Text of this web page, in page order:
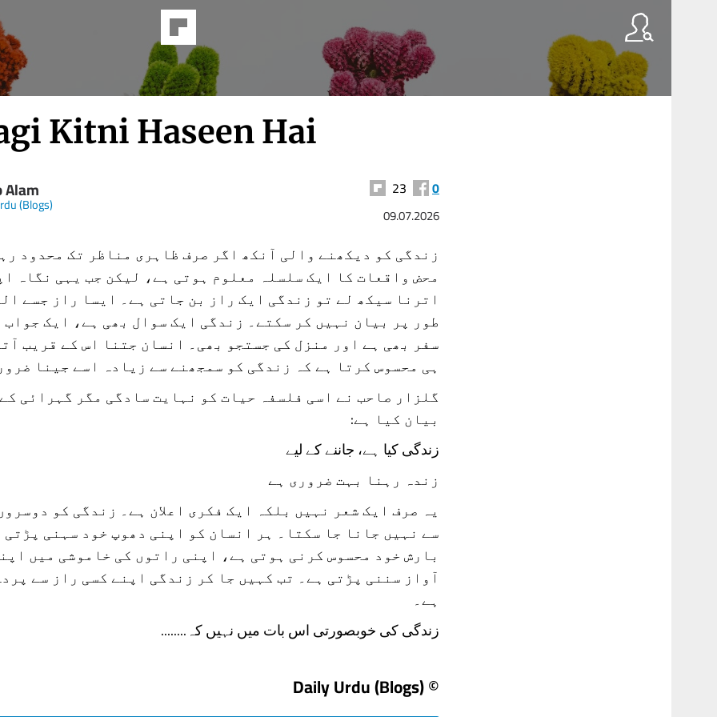
Kitni Haseen Hai
(Blogs)
23 0
09.07.2026
زندگی کو دیکھنے والی آنکھ اگر صرف ظاہری مناظر تک محدود
محض واقعات کا ایک سلسلہ معلوم ہوتی ہے، لیکن جب یہی نگاہ
اترنا سیکھ لے تو زندگی ایک راز بن جاتی ہے۔ ایسا راز جسے
طور پر بیان نہیں کر سکتے۔ زندگی ایک سوال بھی ہے، ایک
سفر بھی ہے اور منزل کی جستجو بھی۔ انسان جتنا اس کے قریب
ہی محسوس کرتا ہے کہ زندگی کو سمجھنے سے زیادہ اسے جینا
گلزار صاحب نے اسی فلسفہ حیات کو نہایت سادگی مگر گہرائی
بیان کیا ہے:
زندگی کیا ہے، جاننے کے لیے
زندہ رہنا بہت ضروری ہے
یہ صرف ایک شعر نہیں بلکہ ایک فکری اعلان ہے۔ زندگی کو
سے نہیں جانا جا سکتا۔ ہر انسان کو اپنی دھوپ خود سہنی
بارش خود محسوس کرنی ہوتی ہے، اپنی راتوں کی خاموشی میں
آواز سننی پڑتی ہے۔ تب کہیں جا کر زندگی اپنے کسی راز سے
ہے۔
زندگی کی خوبصورتی اس بات میں نہیں کہ........
© Daily Urdu (Blogs)